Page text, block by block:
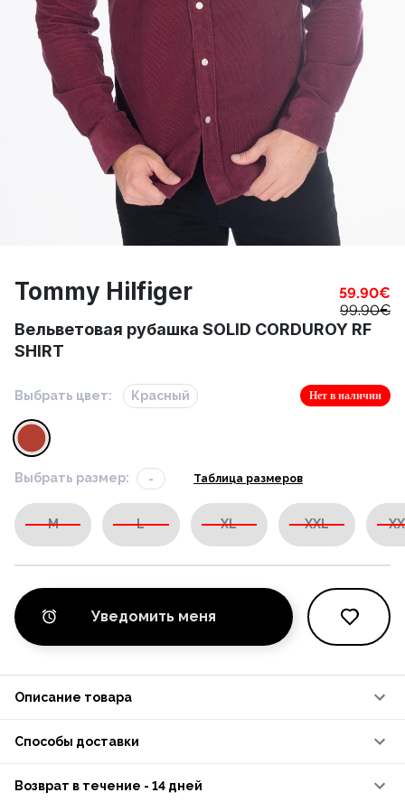
Tommy Hilfiger 59.90€
99.90€
Вельветовая рубашка SOLID CORDUROY RF
SHIRT
Выбрать цвет: Красный Нет в наличии
Выбрать размер: - Таблица размеров
M L XL XXL
Уведомить меня
Описание товара
Способы доставки
Возврат в течение - 14 дней